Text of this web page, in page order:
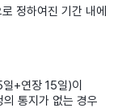
정하여진 기간 내에
+연장 15일)이
통지가 없는 경우